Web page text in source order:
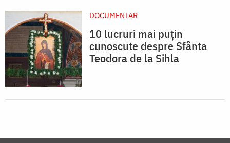
DOCUMENTAR
10 lucruri mai puțin
cunoscute despre Sfânta
Teodora de la Sihla